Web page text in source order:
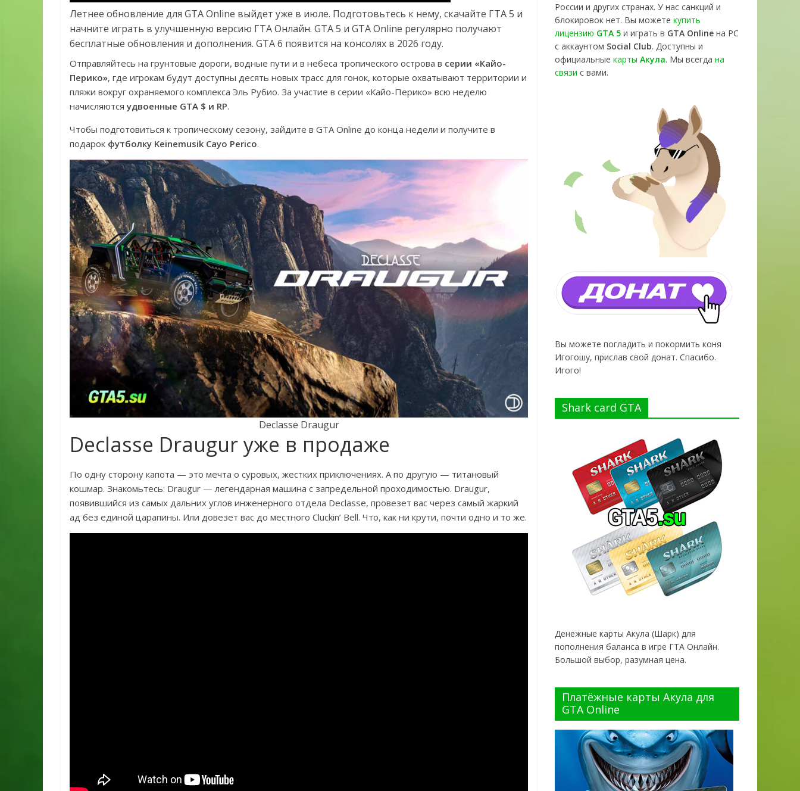
Летнее обновление для GTA Online выйдет уже в июле. Подготовьтесь к нему, скачайте ГТА 5 и
начните играть в улучшенную версию ГТА Онлайн. GTA 5 и GTA Online регулярно получают
бесплатные обновления и дополнения. GTA 6 появится на консолях в 2026 году.
Отправляйтесь на грунтовые дороги, водные пути и в небеса тропического острова в серии «Кайо-
Перико», где игрокам будут доступны десять новых трасс для гонок, которые охватывают территории и
пляжи вокруг охраняемого комплекса Эль Рубио. За участие в серии «Кайо-Перико» всю неделю
начисляютсяудвоенные GTA $ и RP.
Чтобы подготовиться к тропическому сезону, зайдите в GTA Online до конца недели и получите в
подарок футболку Keinemusik Cayo Perico.
Declasse Draugur
Declasse Draugur уже в продаже
По одну сторону капота — это мечта о суровых, жестких приключениях. А по другую — титановый
кошмар. Знакомьтесь: Draugur — легендарная машина с запредельной проходимостью. Draugur,
появившийся из самых дальних углов инженерного отдела Declasse, провезет вас через самый жаркий
ад без единой царапины. Или довезет вас до местного Cluckin’ Bell. Что, как ни крути, почти одно и то же.
России и других странах. У нас санкций и
блокировок нет. Вы можете купить
лицензию GTA 5 и играть в GTA Online на PC
с аккаунтом Social Club. Доступны и
официальные карты Акула. Мы всегда на
связи с вами.
Вы можете погладить и покормить коня
Игогошу, прислав свой донат. Спасибо.
Игого!
Shark card GTA
Денежные карты Акула (Шарк) для
пополнения баланса в игре ГТА Онлайн.
Большой выбор, разумная цена.
Платёжные карты Акула для
GTA Online